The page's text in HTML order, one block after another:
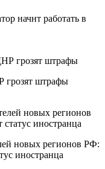
начнт работать в
грозят штрафы
новых регионов РФ:
иностранца